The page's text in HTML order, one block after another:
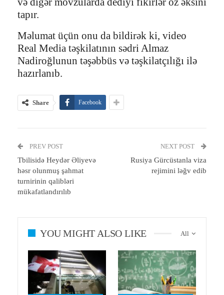
tapır.
Məlumat üçün onu da bildirək ki, video
Real Media təşkilatının sədri Almaz
Nadiroğlunun təşəbbüs və təşkilatçılığı ilə
hazırlanıb.
Share Facebook
PREV POST
Tbilisidə Heydər Əliyevə
həsr olunmuş şahmat
turnirinin qalibləri
mükafatlandırılıb
NEXT POST
Rusiya Gürcüstanla viza
rejimini ləğv edib
All
YOU MIGHT ALSO LIKE